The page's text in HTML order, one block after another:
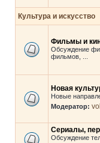
Культура и искусство
Фильмы и
Обсуждение
фильмов, ...
Новая
Новые
Модератор:
Сериалы,
Обсуждение